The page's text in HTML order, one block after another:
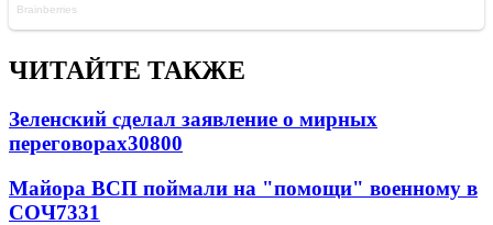
ЧИТАЙТЕ ТАКЖЕ
Зеленский сделал заявление о мирных
переговорах30800
Майора ВСП поймали на "помощи" военному в
СОЧ7331